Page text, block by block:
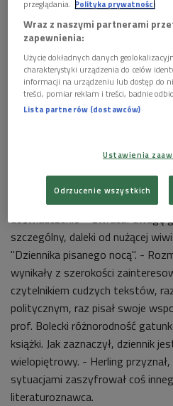
Okładki książek Foto: mat. promocyjne
- Interesował go świat
doświadczenie – zwracał uwagę
szczególny, daleki od nużącej
"Dziennika pisanego nocą". -
wynikały z szerokości
czytelnikiem cudzych tekstów,
politycznym, raz pisał swoje
prof. Bolecki różnorodność
książki. Jak zaznaczył, dziennik
wielopiętrowy. - Herling
sytuacjami zaszyfrował coś
literaturoznawca.
przeglądania. Polityka prywatności
Wraz z naszymi partnerami
zapewnienia:
Użycie dokładnych danych
charakterystyki urządzenia do celów
informacji na urządzeniu lub dostęp do
treści, pomiar reklam i treści, badnie
Lista partnerów (dostawców)
Ustawienia
Odrzucenie wszystkich